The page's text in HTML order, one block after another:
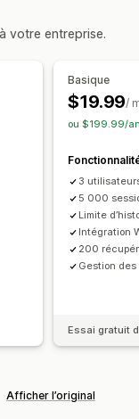
Salutations
d’ouverture
personnalisées
votre entreprise.
Basique
$19.99/
ou $199.99/
3
5 000
Limite
Intégration
200
Gestion
Essai gratuit
Afficher l’original